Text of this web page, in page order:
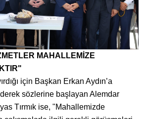
MAHALLEMİZE
için Başkan Erkan Aydın’a
sözlerine başlayan Alemdar
Tırmık ise, "Mahallemizde